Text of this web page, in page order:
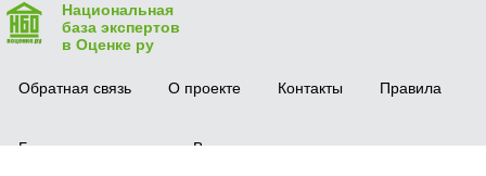
Национальная
база экспертов
в Оценке ру
Обратная связь О проекте Контакты Правила
Безопасная сделка Вопрос-ответ